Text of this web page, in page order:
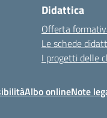
Didattica
Offerta
Le schede
I progetti delle
Albo onlineNote